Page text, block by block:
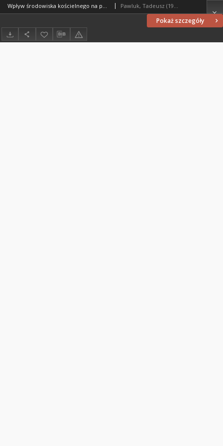
Pokaż szczegóły
Wpływ środowiska kościelnego na powstanie i ukazanie się dzieła "De revolutionibus" Mikołaja Kopernika Pawluk, Tadeusz (1928- )